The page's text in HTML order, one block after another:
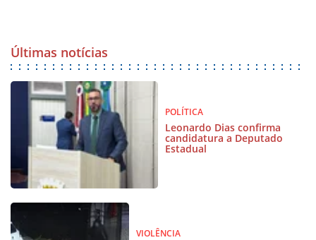
Últimas notícias
POLÍTICA
Leonardo Dias confirma
candidatura a Deputado
Estadual
VIOLÊNCIA